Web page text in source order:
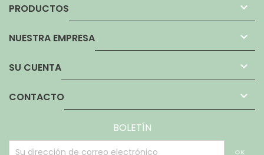
PRODUCTOS 
NUESTRA EMPRESA 
SU CUENTA 
CONTACTO 
BOLETÍN